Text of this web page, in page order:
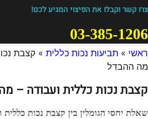
צרו קשר וקבלו את הפיצוי המגיע לכם!
03-385-1206
ראשי » תביעות נכות כללית » קצבת
מה ההבדל
קצבת נכות כללית ועבודה –
שאלת יחסי הגומלין בין קצבת נכות כללית